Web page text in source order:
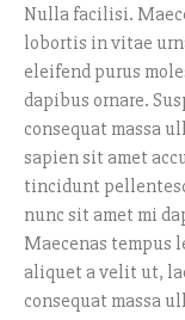
Nulla facilisi.
lobortis in vitae
eleifend purus
dapibus ornare.
consequat massa
sapien sit amet
tincidunt
nunc sit amet mi
Maecenas tempus
aliquet a velit ut,
consequat massa